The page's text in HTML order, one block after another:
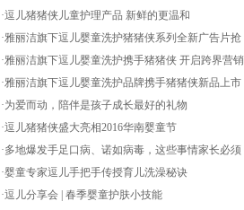
·逗儿猪猪侠儿童护理产品 新鲜的更温和
·雅丽洁旗下逗儿婴童洗护猪猪侠系列全新广告片抢
先看
·雅丽洁旗下逗儿婴童洗护携手猪猪侠 开启跨界营销
大时代
·雅丽洁旗下逗儿婴童洗护品牌携手猪猪侠新品上市
·为爱而动，陪伴是孩子成长最好的礼物
·逗儿猪猪侠盛大亮相2016华南婴童节
·多地爆发手足口病、诺如病毒，这些事情家长必须
知道！
·婴童专家逗儿手把手传授育儿洗澡秘诀
·逗儿分享会 | 春季婴童护肤小技能